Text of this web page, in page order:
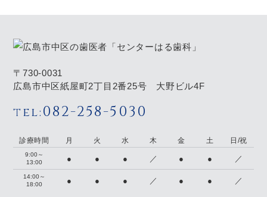
〒730-0031
広島市中区紙屋町2丁目2番25号 大野ビル4F
tel:082-258-5030
診療時間 月 火 水 木 金 土 日/祝
9:00～
13:00
● ● ● ／ ● ● ／
14:00～
18:00
● ● ● ／ ● ● ／